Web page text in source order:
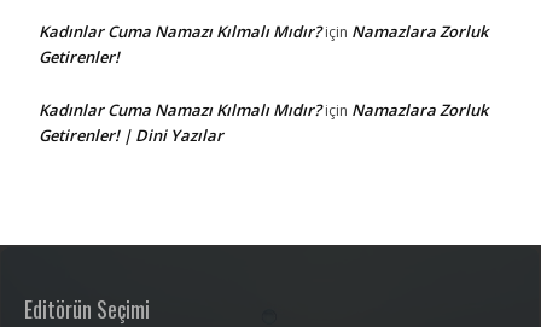
Kadınlar Cuma Namazı Kılmalı Mıdır?için Namazlara Zorluk
Getirenler!
Kadınlar Cuma Namazı Kılmalı Mıdır?için Namazlara Zorluk
Getirenler! | Dini Yazılar
Editörün Seçimi